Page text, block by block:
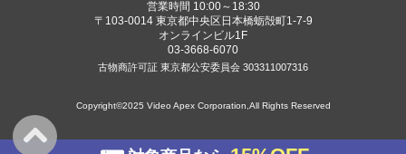
営業時間 10:00～18:30
〒103-0014 東京都中央区日本橋蛎殻町1-7-9
オンラインビル1F
03-3668-6070
古物商許可証 東京都公安委員会 303311007316
Copyright©2025 Video Apex Corporation,All Rights Reserved